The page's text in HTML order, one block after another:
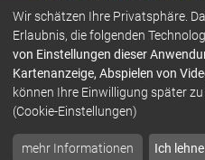
Infos zur
Infos in leichter
Infos zur
Übersetzen und
Wir schätzen Ihre Privatsphäre.
Erlaubnis, die folgenden
von Einstellungen dieser
Kartenanzeige, Abspielen von
können Ihre Einwilligung später
(Cookie-Einstellungen)
mehr Informationen Ich